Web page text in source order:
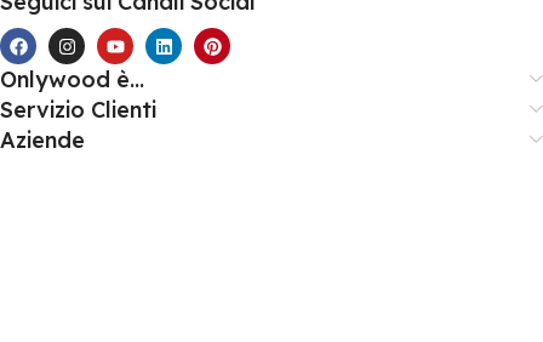
Onlywood è...
Servizio Clienti
Aziende